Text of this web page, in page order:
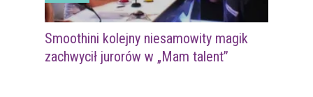
Smoothini kolejny niesamowity magik
zachwycił jurorów w „Mam talent”